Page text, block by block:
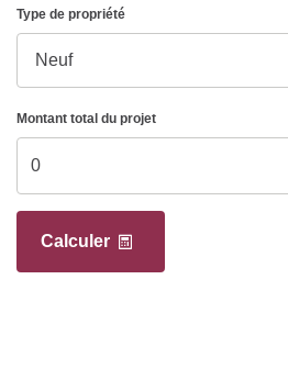
Type de propriété
Montant total du projet
Calculer